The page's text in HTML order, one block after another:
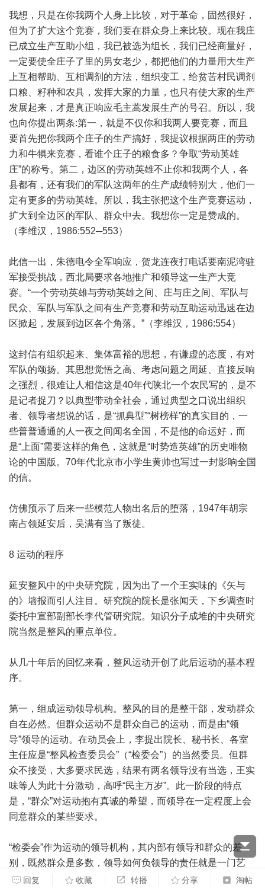
我想，只是在你我两个人身上比较，对于革命，固然很好，
但为了扩大这个竞赛，我们要在群众身上来比较。现在我庄
已成立生产互助小组，我已被选为组长，我们已经商量好，
一定要使全庄子了里的男女老少，都把他们的力量用大生产
上互相帮助、互相调剂的方法，组织变工，给贫苦村民调剂
口粮、籽种和农具，发挥大家的力量，也只有使大家的生产
发展起来，才是真正响应毛主蒿发展生产的号召。所以，我
也向你提出两条:第一，就是不仅你和我两人要竞赛，而且
要首先把你我两个庄子的生产搞好，我提议根据两庄的劳动
力和牛犋来竞赛，看谁个庄子的粮食多？争取“劳动英雄
庄”的称号。第二，边区的劳动英雄不止你和我两个人，各
县都有，还有我们的军队这两年的生产成绩特别大，他们一
定有更多的劳动英雄。所以，我主张把这个生产竞赛运动，
扩大到全边区的军队、群众中去。我想你一定是赞成的。
（李维汉，1986:552─553）
此信一出，朱德电令全军响应，贺龙连夜打电话要南泥湾驻
军接受挑战，西北局要求各地推广和领导这一生产大竞
赛。“一个劳动英雄与劳动英雄之间、庄与庄之间、军队与
民众、军队与军队之间有生产竞赛和劳动互助运动迅速在边
区掀起，发展到边区各个角落。”（李维汉，1986:554）
这封信有组织起来、集体富裕的思想，有谦虚的态度，有对
军队的颂扬。其思想觉悟之高、考虑问题之周延、直接反响
之强烈，很难让人相信这是40年代陕北一个农民写的，是不
是记者捉刀？以典型带动全社会，通过典型之口说出组织
者、领导者想说的话，是“抓典型”“树榜样”的真实目的，一
些普普通通的人一夜之间闻名全国，不是他的命运好，而
是“上面”需要这样的角色，这就是“时势造英雄”的历史唯物
论的中国版。70年代北京市小学生黄帅也写过一封影响全国
的信。
仿佛预示了后来一些模范人物出名后的堕落，1947年胡宗
南占领延安后，吴满有当了叛徒。
8 运动的程序
延安整风中的中央研究院，因为出了一个王实味的《矢与
的》墙报而引人注目。研究院的院长是张闻天，下乡调查时
委托中宣部副部长李代管研究院。知识分子成堆的中央研究
院当然是整风的重点单位。
从几十年后的回忆来看，整风运动开创了此后运动的基本程
序。
第一，组成运动领导机构。整风的目的是整干部，发动群众
自在必然。但群众运动不是群众自己的运动，而是由“领
导”领导的运动。在动员会上，李提出院长、秘书长、各室
主任应是“整风检查委员会”（“检委会”）的当然委员。但群
众不接受，大多要求民选，结果有两名领导没有当选，王实
味等人为此十分激动，高呼“民主万岁”。此一阶段的特点
是，“群众”对运动抱有真诚的希望，而领导在一定程度上会
同意群众的某些要求。
“检委会”作为运动的领导机构，其内部有领导和群众的差
别，既然群众是多数，领导如何负领导的责任就是一门艺
术。当群众与领导在许多问题上不一致时，李召集检委会中
回复 收藏 转播 分享 淘帖